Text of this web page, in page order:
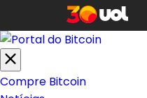
Compre Bitcoin